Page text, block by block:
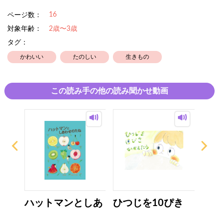
ページ数： 16
対象年齢：
2歳〜3歳
タグ：
かわいい たのしい 生きもの
この読み手の他の読み聞かせ動画
ハットマンとしあ
ひつじを10ぴき